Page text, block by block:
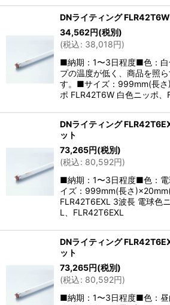
DNライティング
34,562円(税別)
(税込: 38,018円)
■納期：1〜3日程度■色：
プの温度が低く、商品を照
す。■サイズ：999mm(長さ
ポ FLR42T6W 白色ニッポ
DNライティング
ット
73,265円(税別)
(税込: 80,592円)
■納期：1〜3日程度■色：
イズ：999mm(長さ
FLR42T6EXL 3波長 電球色
L、FLR42T6EXL
DNライティング
ット
73,265円(税別)
(税込: 80,592円)
■納期：1〜3日程度■色：